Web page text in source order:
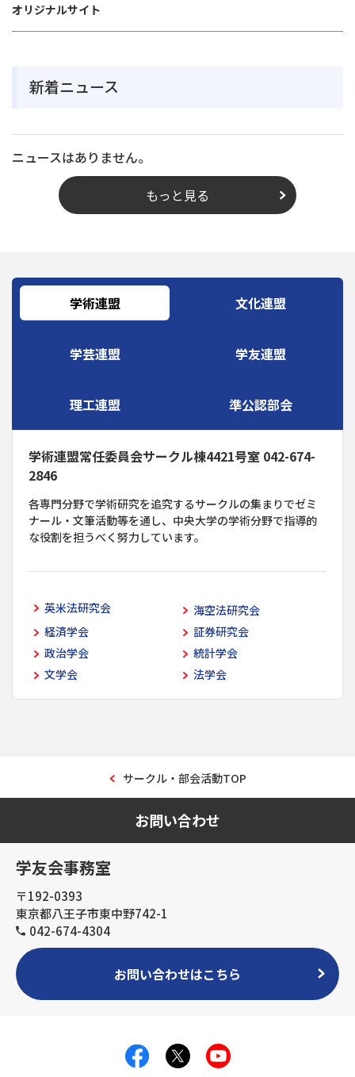
オリジナルサイト
新着ニュース
ニュースはありません。
もっと見る
学術連盟 文化連盟
学芸連盟 学友連盟
理工連盟 準公認部会
学術連盟常任委員会サークル棟4421号室 042-674-
2846
各専門分野で学術研究を追究するサークルの集まりでゼミ
ナール・文筆活動等を通し、中央大学の学術分野で指導的
な役割を担うべく努力しています。
英米法研究会
海空法研究会
経済学会
証券研究会
政治学会
統計学会
文学会
法学会
サークル・部会活動TOP
お問い合わせ
学友会事務室
〒192-0393
東京都八王子市東中野742-1
042-674-4304
お問い合わせはこちら